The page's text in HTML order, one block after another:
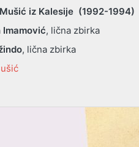
iz Kalesije (1992-1994)
, lična zbirka
, lična zbirka